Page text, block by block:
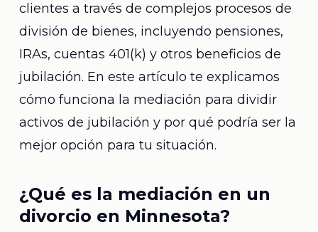
clientes a través de complejos procesos de
división de bienes, incluyendo pensiones,
IRAs, cuentas 401(k) y otros beneficios de
jubilación. En este artículo te explicamos
cómo funciona la mediación para dividir
activos de jubilación y por qué podría ser la
mejor opción para tu situación.
¿Qué es la mediación en un
divorcio en Minnesota?